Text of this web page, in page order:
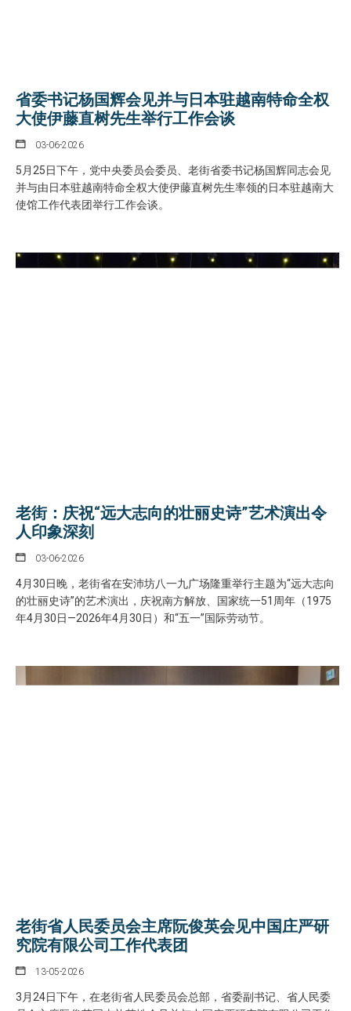
省委书记杨国辉会见并与日本驻越南特命全权
大使伊藤直树先生举行工作会谈
03-06-2026
5月25日下午，党中央委员会委员、老街省委书记杨国辉同志会见
并与由日本驻越南特命全权大使伊藤直树先生率领的日本驻越南大
使馆工作代表团举行工作会谈。
老街：庆祝“远大志向的壮丽史诗”艺术演出令
人印象深刻
03-06-2026
4月30日晚，老街省在安沛坊八一九广场隆重举行主题为“远大志向
的壮丽史诗”的艺术演出，庆祝南方解放、国家统一51周年（1975
年4月30日—2026年4月30日）和“五一”国际劳动节。
老街省人民委员会主席阮俊英会见中国庄严研
究院有限公司工作代表团
13-05-2026
3月24日下午，在老街省人民委员会总部，省委副书记、省人民委